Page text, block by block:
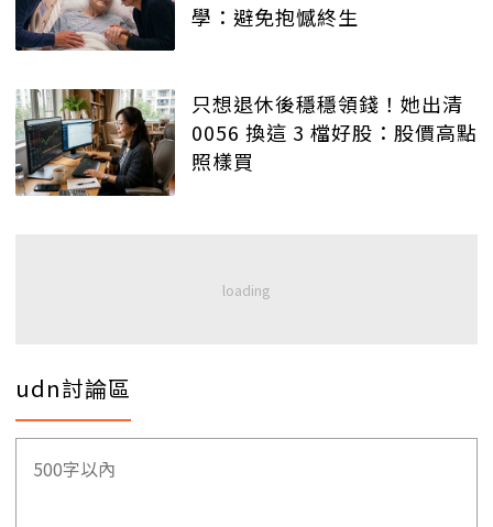
學：避免抱憾終生
只想退休後穩穩領錢！她出清
0056 換這 3 檔好股：股價高點
照樣買
udn討論區